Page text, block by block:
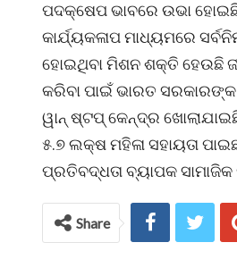
ପଦକ୍ଷେପ ଭାବରେ ଉଭା ହୋଇଛି
କାର୍ଯ୍ୟକଳାପ ମାଧ୍ୟମରେ
ହୋଇଥିବା ମିଶନ ଶକ୍ତି ହେଉଛି
କରିବା ପାଇଁ ଭାରତ
ୱାନ୍ ଷ୍ଟପ୍ କେନ୍ଦ୍ର
୫.୭ ଲକ୍ଷ ମହିଳା ସହାୟତା
ପ୍ରତିବଦ୍ଧତା ବ୍ୟାପକ
Share